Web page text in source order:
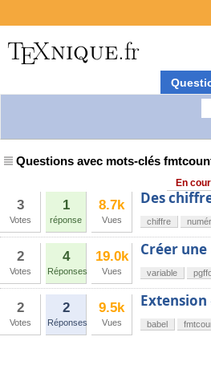
Questions avec mots-clés
En
3
Votes
1
réponse
8.7k
Vues
Des
chiffre
2
Votes
4
Réponses
19.0k
Vues
Créer
variable
2
Votes
2
Réponses
9.5k
Vues babel